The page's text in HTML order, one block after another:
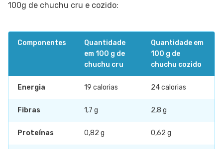
100g de chuchu cru e cozido:
Componentes
Quantidade
em 100 g de
chuchu cru
Quantidade em
100 g de
chuchu cozido
Energia 19 calorias 24 calorias
Fibras 1,7 g 2,8 g
Proteínas 0,82 g 0,62 g